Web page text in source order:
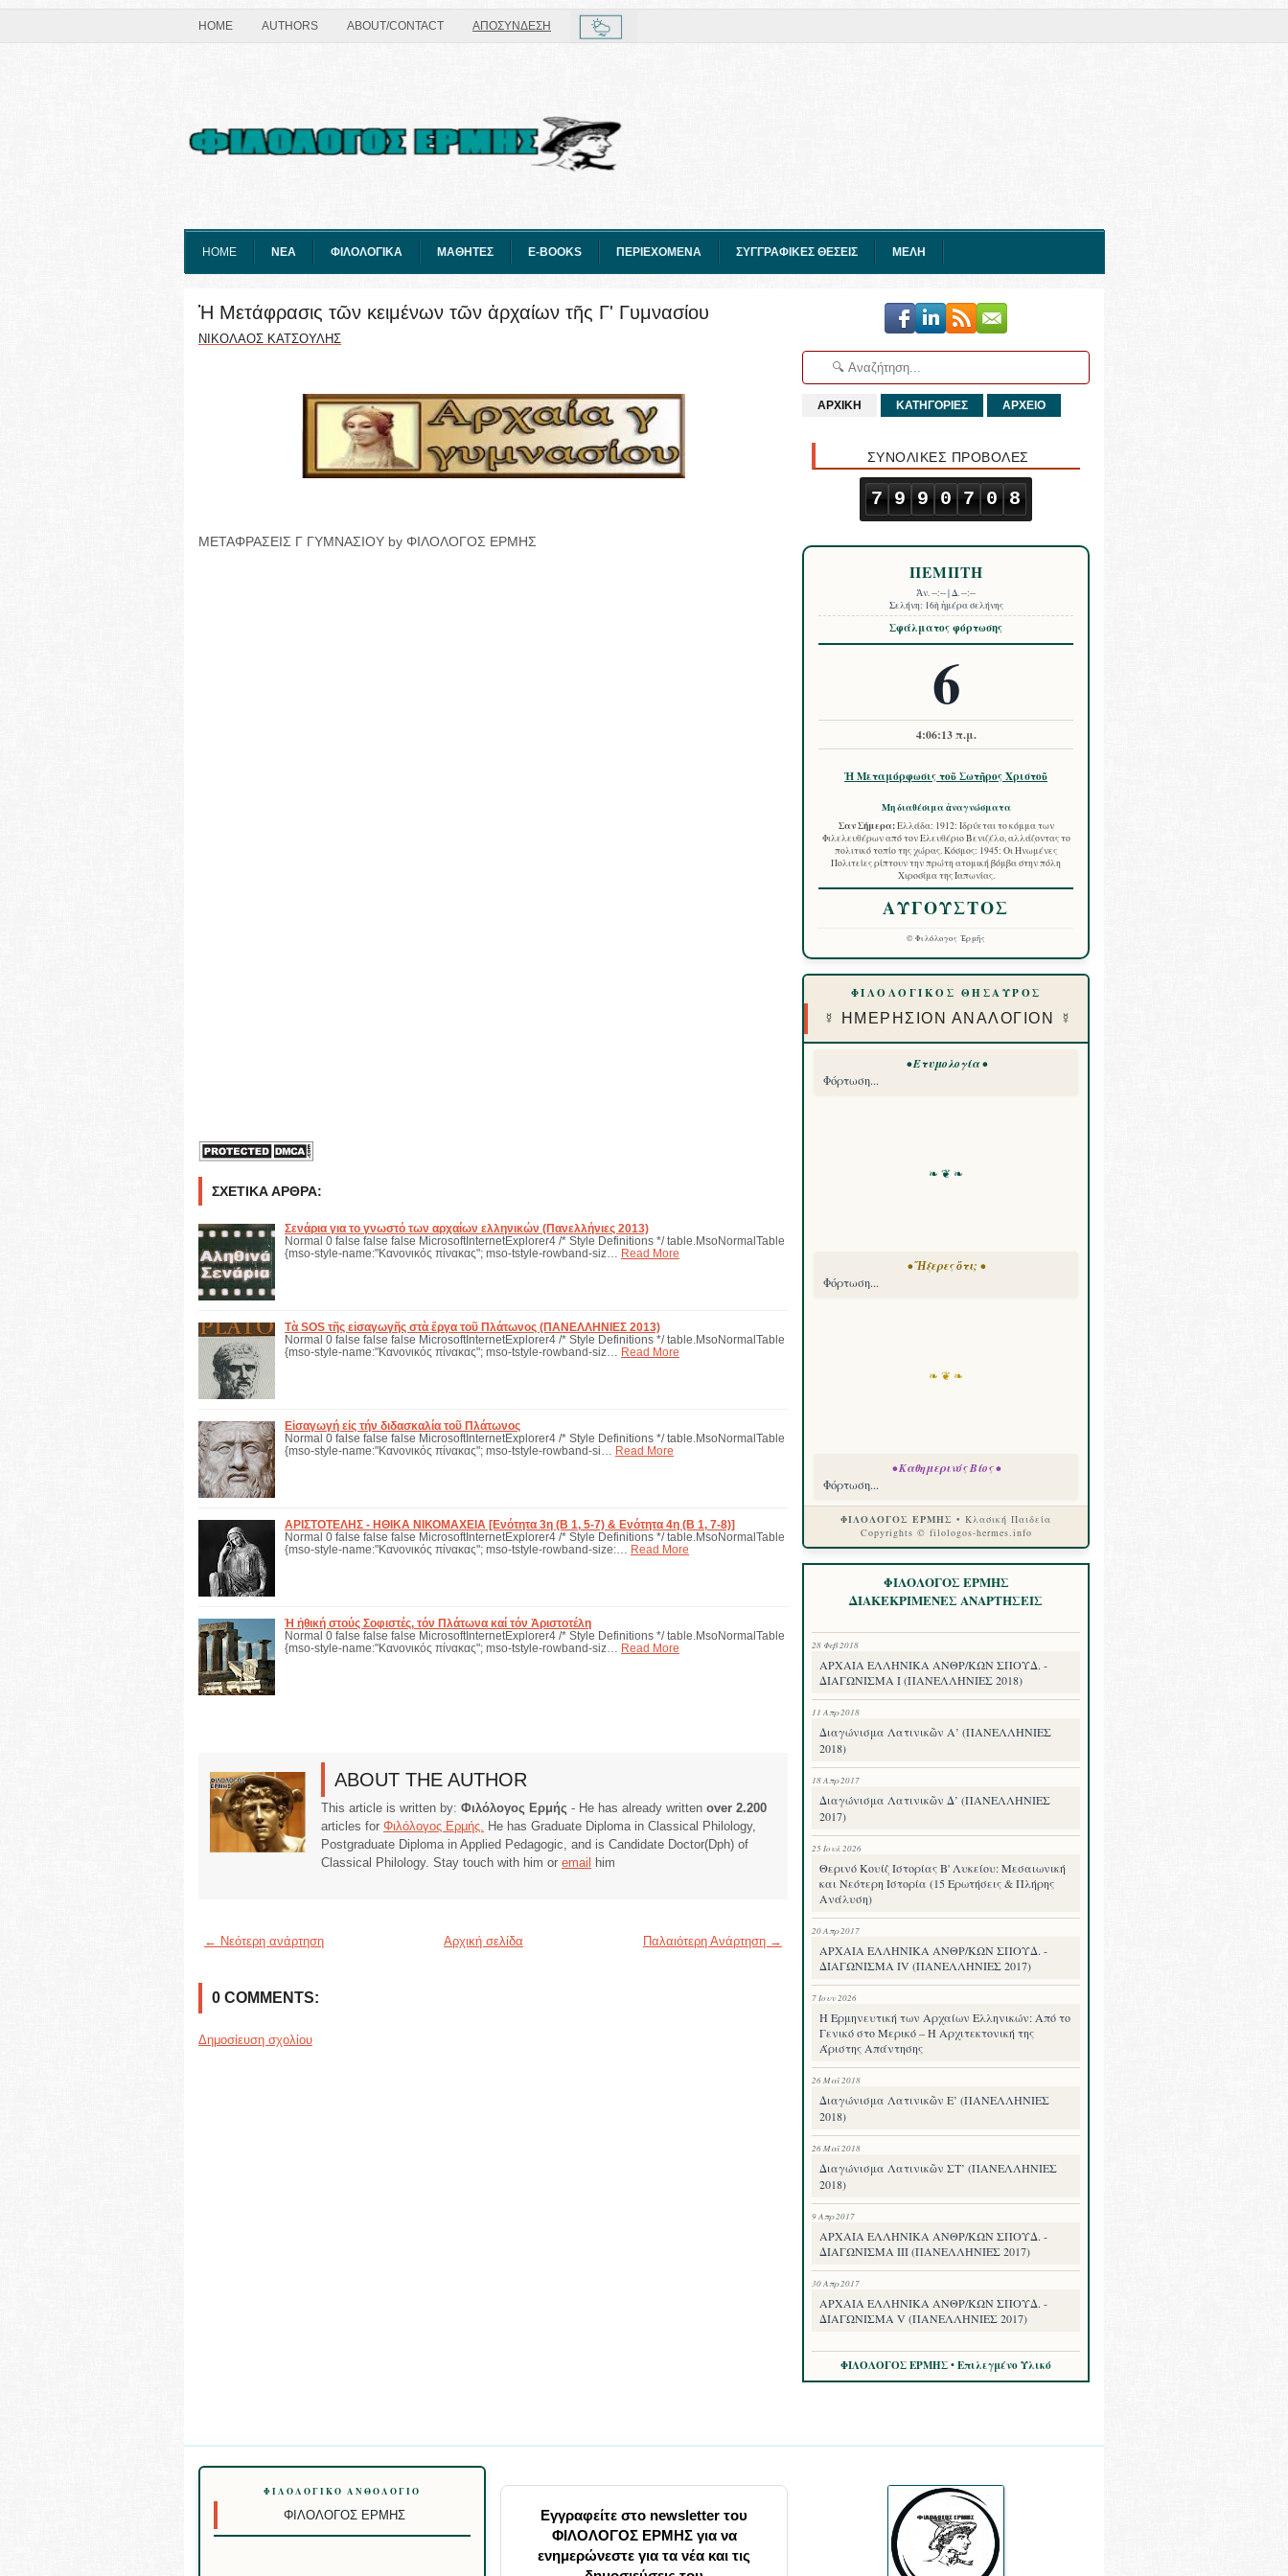
HOME AUTHORS ABOUT/CONTACT ΑΠΟΣΥΝΔΕΣΗ
HOME ΝΕΑ ΦΙΛΟΛΟΓΙΚΑ ΜΑΘΗΤΕΣ E-BOOKS ΠΕΡΙΕΧΟΜΕΝΑ ΣΥΓΓΡΑΦΙΚΕΣ ΘΕΣΕΙΣ ΜΕΛΗ
Ἡ Μετάφρασις τῶν κειμένων τῶν ἀρχαίων τῆς Γ' Γυμνασίου
ΝΙΚΟΛΑΟΣ ΚΑΤΣΟΥΛΗΣ
ΜΕΤΑΦΡΑΣΕΙΣ Γ ΓΥΜΝΑΣΙΟΥ by ΦΙΛΟΛΟΓΟΣ ΕΡΜΗΣ
ΣΧΕΤΙΚΆ ΆΡΘΡΑ:
Σενάρια για το γνωστό των αρχαίων ελληνικών (Πανελλήνιες 2013)
Normal 0 false false false MicrosoftInternetExplorer4 /* Style Definitions */ table.MsoNormalTable
{mso-style-name:"Κανονικός πίνακας"; mso-tstyle-rowband-siz…
Read More
Τὰ SOS τῆς εἰσαγωγῆς στὰ ἔργα τοῦ Πλάτωνος (ΠΑΝΕΛΛΗΝΙΕΣ 2013)
Normal 0 false false false MicrosoftInternetExplorer4 /* Style Definitions */ table.MsoNormalTable
{mso-style-name:"Κανονικός πίνακας"; mso-tstyle-rowband-siz…
Read More
Εἰσαγωγή εἰς τήν διδασκαλία τοῦ Πλάτωνος
Normal 0 false false false MicrosoftInternetExplorer4 /* Style Definitions */ table.MsoNormalTable
{mso-style-name:"Κανονικός πίνακας"; mso-tstyle-rowband-si…
Read More
ΑΡΙΣΤΟΤΕΛΗΣ - ΗΘΙΚΑ ΝΙΚΟΜΑΧΕΙΑ [Ενότητα 3η (Β 1, 5-7) & Ενότητα 4η (Β 1, 7-8)]
Normal 0 false false false MicrosoftInternetExplorer4 /* Style Definitions */ table.MsoNormalTable
{mso-style-name:"Κανονικός πίνακας"; mso-tstyle-rowband-size:…
Read More
Ἡ ἠθική στούς Σοφιστές, τόν Πλάτωνα καί τόν Ἀριστοτέλη
Normal 0 false false false MicrosoftInternetExplorer4 /* Style Definitions */ table.MsoNormalTable
{mso-style-name:"Κανονικός πίνακας"; mso-tstyle-rowband-siz…
Read More
ABOUT THE AUTHOR
This article is written by: Φιλόλογος Ερμής - He has already written over 2.200
articles for Φιλόλογος Ερμής. He has Graduate Diploma in Classical Philology,
Postgraduate Diploma in Applied Pedagogic, and is Candidate Doctor(Dph) of
Classical Philology. Stay touch with him or email him
← Νεότερη ανάρτηση Παλαιότερη Ανάρτηση →
Αρχική σελίδα
0 COMMENTS:
Δημοσίευση σχολίου
ΑΡΧΙΚΗ ΚΑΤΗΓΟΡΙΕΣ ΑΡΧΕΙΟ
ΣΥΝΟΛΙΚΕΣ ΠΡΟΒΟΛΕΣ
7 9 9 0 7 0 8
ΠΕΜΠΤΗ
Ἀν.--:--| Δ.--:--
Σελήνη: 16ὴ ἡμέρα σελήνης
Σφάλματος φόρτωσης
6
4:06:14 π.μ.
Ἡ Μεταμόρφωσις τοῦ Σωτῆρος Χριστοῦ
Μη διαθέσιμα ἀναγνώσματα
Σαν Σήμερα:Ελλάδα: 1912: Ιδρύεται το κόμμα των
Φιλελευθέρων από τον Ελευθέριο Βενιζέλο, αλλάζοντας το
πολιτικό τοπίο της χώρας. Κόσμος: 1945: Οι Ηνωμένες
Πολιτείες ρίπτουν την πρώτη ατομική βόμβα στην πόλη
Χιροσίμα της Ιαπωνίας.
ΑΥΓΟΥΣΤΟΣ
© Φιλόλογος Ἑρμῆς
ΦΙΛΟΛΟΓΙΚΟΣ ΘΗΣΑΥΡΟΣ
☿ ΗΜΕΡΗΣΙΟΝ ΑΝΑΛΟΓΙΟΝ ☿
• Ετυμολογία •
Φόρτωση...
❧ ❦ ❧
• Ἤξερες ὅτι; •
Φόρτωση...
❧ ❦ ❧
• Καθημερινός Βίος •
Φόρτωση...
ΦΙΛΟΛΟΓΟΣ ΕΡΜΗΣ • Κλασική Παιδεία
Copyrights © filologos-hermes.info
ΦΙΛΟΛΟΓΟΣ ΕΡΜΗΣ
ΔΙΑΚΕΚΡΙΜΕΝΕΣ ΑΝΑΡΤΗΣΕΙΣ
28 Φεβ 2018
ΑΡΧΑΙΑ ΕΛΛΗΝΙΚΑ ΑΝΘΡ/ΚΩΝ ΣΠΟΥΔ. -
ΔΙΑΓΩΝΙΣΜΑ I (ΠΑΝΕΛΛΗΝΙΕΣ 2018)
11 Απρ 2018
Διαγώνισμα Λατινικῶν Α’ (ΠΑΝΕΛΛΗΝΙΕΣ
2018)
18 Απρ 2017
Διαγώνισμα Λατινικῶν Δ’ (ΠΑΝΕΛΛΗΝΙΕΣ
2017)
25 Ιουλ 2026
Θερινό Κουίζ Ιστορίας Β' Λυκείου: Μεσαιωνική
και Νεότερη Ιστορία (15 Ερωτήσεις & Πλήρης
Ανάλυση)
20 Απρ 2017
ΑΡΧΑΙΑ ΕΛΛΗΝΙΚΑ ΑΝΘΡ/ΚΩΝ ΣΠΟΥΔ. -
ΔΙΑΓΩΝΙΣΜΑ IV (ΠΑΝΕΛΛΗΝΙΕΣ 2017)
7 Ιουν 2026
Η Ερμηνευτική των Αρχαίων Ελληνικών: Από το
Γενικό στο Μερικό – Η Αρχιτεκτονική της
Άριστης Απάντησης
26 Μαΐ 2018
Διαγώνισμα Λατινικῶν Ε’ (ΠΑΝΕΛΛΗΝΙΕΣ
2018)
26 Μαΐ 2018
Διαγώνισμα Λατινικῶν ΣΤ’ (ΠΑΝΕΛΛΗΝΙΕΣ
2018)
9 Απρ 2017
ΑΡΧΑΙΑ ΕΛΛΗΝΙΚΑ ΑΝΘΡ/ΚΩΝ ΣΠΟΥΔ. -
ΔΙΑΓΩΝΙΣΜΑ III (ΠΑΝΕΛΛΗΝΙΕΣ 2017)
30 Απρ 2017
ΑΡΧΑΙΑ ΕΛΛΗΝΙΚΑ ΑΝΘΡ/ΚΩΝ ΣΠΟΥΔ. -
ΔΙΑΓΩΝΙΣΜΑ V (ΠΑΝΕΛΛΗΝΙΕΣ 2017)
ΦΙΛΟΛΟΓΟΣ ΕΡΜΗΣ • Επιλεγμένο Υλικό
ΦΙΛΟΛΟΓΙΚΌ ΑΝΘΟΛΌΓΙΟ
ΦΙΛΌΛΟΓΟΣ ΕΡΜΉΣ
Εγγραφείτε στο newsletter του
ΦΙΛΟΛΟΓΟΣ ΕΡΜΗΣ για να
ενημερώνεστε για τα νέα και τις